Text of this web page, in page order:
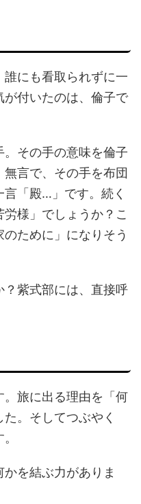
誰にも看取られずに一
が付いたのは、倫子で
その手の意味を倫子
言で、その手を布団
「殿…」です。続く
様」でしょうか？こ
ために」になりそう
紫式部には、直接呼
旅に出る理由を「何
。そしてつぶやく
を結ぶ力がありま